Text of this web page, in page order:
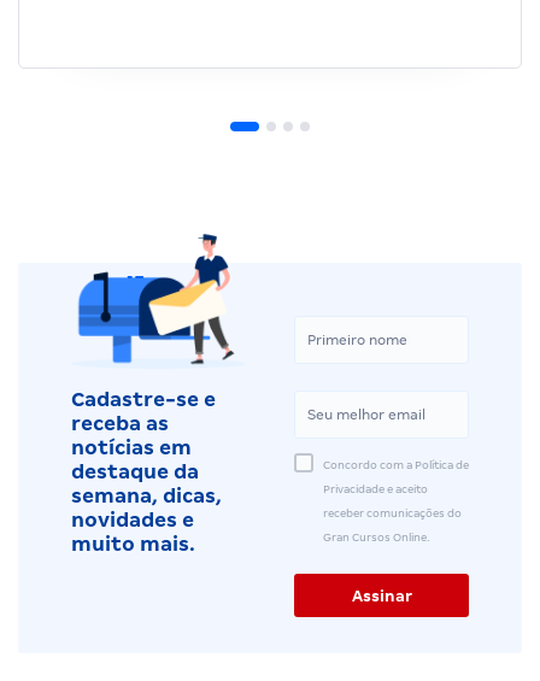
Cadastre-se e
receba as
notícias em
destaque da
semana, dicas,
novidades e
muito mais.
Concordo com a Política de
Privacidade e aceito
receber comunicações do
Gran Cursos Online.